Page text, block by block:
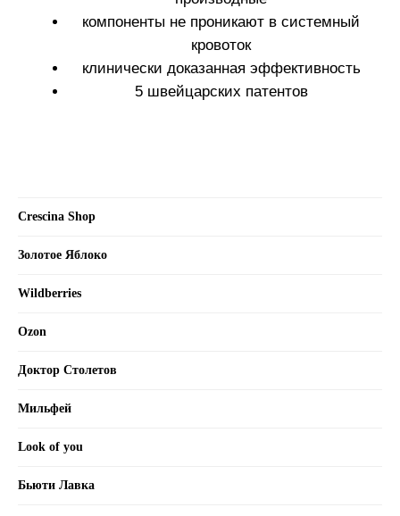
Crescina Shop
Золотое Яблоко
Wildberries
Ozon
Доктор Столетов
Мильфей
Look of you
Бьюти Лавка